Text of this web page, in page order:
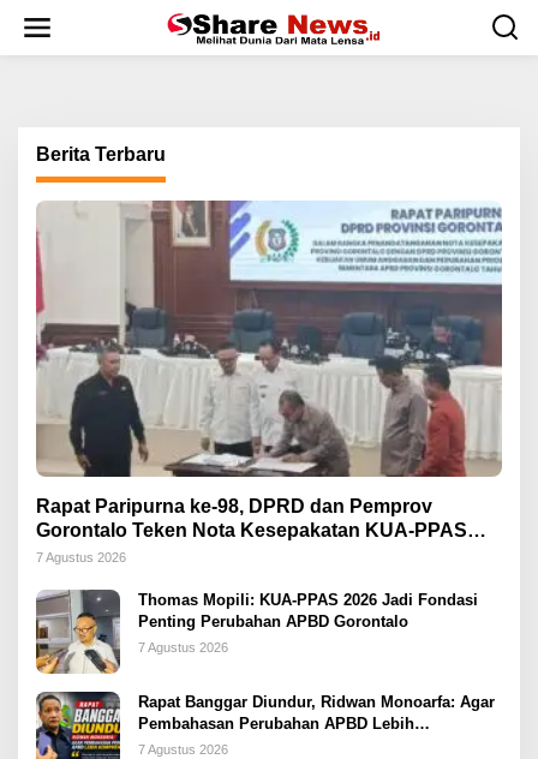
w
Berita Terbaru
Rapat Paripurna ke-98, DPRD dan Pemprov
Gorontalo Teken Nota Kesepakatan KUA-PPAS
2026
7 Agustus 2026
Thomas Mopili: KUA-PPAS 2026 Jadi Fondasi
Penting Perubahan APBD Gorontalo
7 Agustus 2026
Rapat Banggar Diundur, Ridwan Monoarfa: Agar
Pembahasan Perubahan APBD Lebih
Komprehensif
7 Agustus 2026